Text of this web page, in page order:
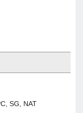
SG, NAT